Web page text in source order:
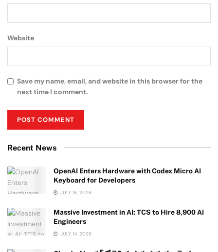
Website
Save my name, email, and website in this browser for the
next time I comment.
Recent News
OpenAI Enters Hardware with Codex Micro AI
Keyboard for Developers
JULY 18, 2026
Massive Investment in AI: TCS to Hire 8,900 AI
Engineers
JULY 14, 2026